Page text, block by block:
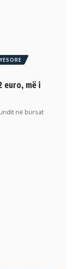
euro, më i
në bursat